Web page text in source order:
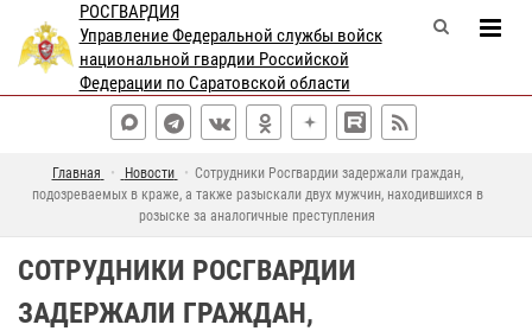
РОСГВАРДИЯ
Управление Федеральной службы войск
национальной гвардии Российской
Федерации по Саратовской области
Главная Новости
Сотрудники Росгвардии задержали граждан,
подозреваемых в краже, а также разыскали двух мужчин, находившихся в
розыске за аналогичные преступления
СОТРУДНИКИ РОСГВАРДИИ
ЗАДЕРЖАЛИ ГРАЖДАН,